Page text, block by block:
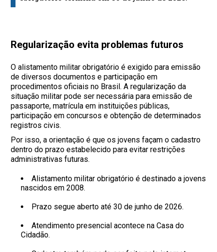
Regularização evita problemas futuros
O alistamento militar obrigatório é exigido para emissão
de diversos documentos e participação em
procedimentos oficiais no Brasil. A regularização da
situação militar pode ser necessária para emissão de
passaporte, matrícula em instituições públicas,
participação em concursos e obtenção de determinados
registros civis.
Por isso, a orientação é que os jovens façam o cadastro
dentro do prazo estabelecido para evitar restrições
administrativas futuras.
Alistamento militar obrigatório é destinado a jovens
nascidos em 2008.
Prazo segue aberto até 30 de junho de 2026.
Atendimento presencial acontece na Casa do
Cidadão.